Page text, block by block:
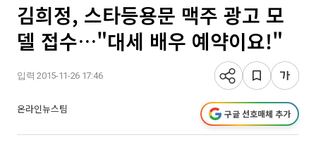
김희정, 스타등용문 맥주 광고 모
델 접수…"대세 배우 예약이요!"
입력 2015-11-26 17:46
온라인뉴스팀 구글 선호매체 추가